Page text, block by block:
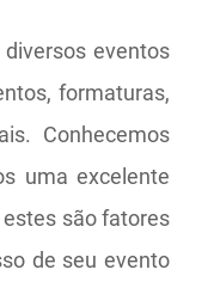
eventos
formaturas,
Conhecemos
uma excelente
são fatores
de seu evento